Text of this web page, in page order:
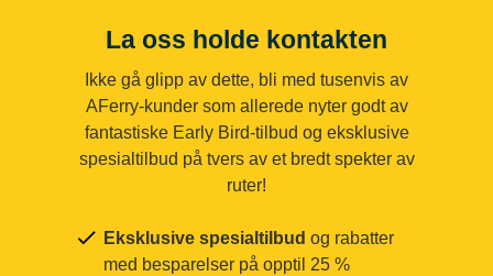
La oss holde kontakten
Ikke gå glipp av dette, bli med tusenvis av
AFerry-kunder som allerede nyter godt av
fantastiske Early Bird-tilbud og eksklusive
spesialtilbud på tvers av et bredt spekter av
ruter!
Eksklusive spesialtilbud og rabatter
med besparelser på opptil 25 %